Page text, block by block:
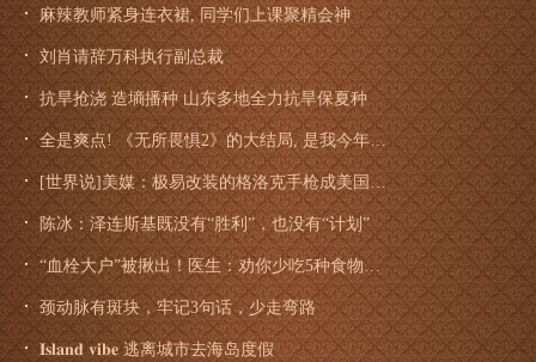
麻辣教师紧身连衣裙, 同学们上课聚精会神
刘肖请辞万科执行副总裁
抗旱抢浇 造墒播种 山东多地全力抗旱保夏种
全是爽点! 《无所畏惧2》的大结局, 是我今年看过最解气的结局
[世界说]美媒：极易改装的格洛克手枪成美国犯罪分子首选 助长枪支暴力问题恶化
陈冰：泽连斯基既没有“胜利”，也没有“计划”
“血栓大户”被揪出！医生：劝你少吃5种食物，越吃血管越堵
颈动脉有斑块，牢记3句话，少走弯路
𝐈𝐬𝐥𝐚𝐧𝐝 𝐯𝐢𝐛𝐞 逃离城市去海岛度假